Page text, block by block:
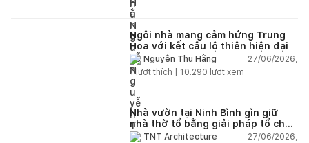
Ngôi nhà mang cảm hứng Trung
Hoa với kết cấu lộ thiên hiện đại
Nguyễn Thu Hằng
27/06/2026,
1lượt thích | 10.290 lượt xem
Nhà vườn tại Ninh Bình gìn giữ
nhà thờ tổ bằng giải pháp tổ chức
lại không gian
TNT Architecture
27/06/2026,